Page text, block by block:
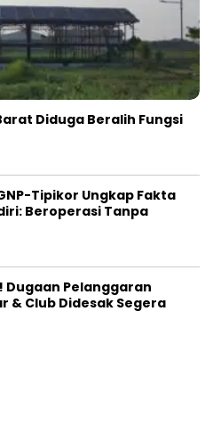
Diduga Beralih Fungsi
Tipikor Ungkap Fakta
Beroperasi Tanpa
Dugaan Pelanggaran
& Club Didesak Segera